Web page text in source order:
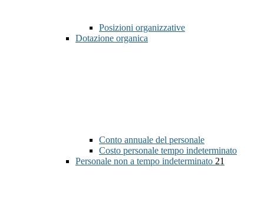
Posizioni organizzative
Dotazione organica
Conto annuale del personale
Costo personale tempo indeterminato
Personale non a tempo indeterminato 21